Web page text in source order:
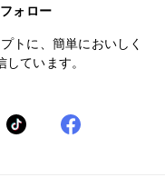
ォロー
トに、簡単においしく
ています。